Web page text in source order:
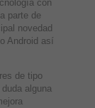
con
parte de
novedad
Android así
de tipo
alguna